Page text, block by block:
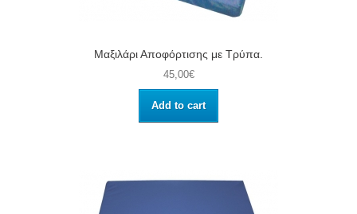
Μαξιλάρι Αποφόρτισης με Τρύπα.
45,00€
Add to cart